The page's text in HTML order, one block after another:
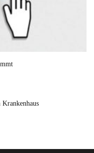
Krankenhaus